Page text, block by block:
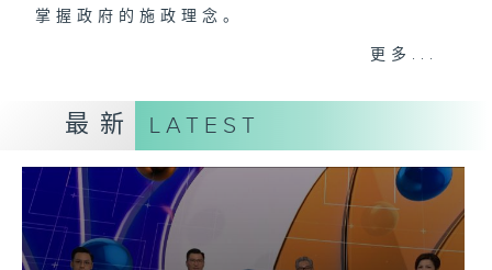
掌握政府的施政理念。
提高公众对社会民生议题的参与度和关注度，
促进议会与民间的沟通交流，增强公众对政府
的信任。
第一节：议事
• 精要报道每周议会大事，包括各项法案的审
更多...
最新 LATEST